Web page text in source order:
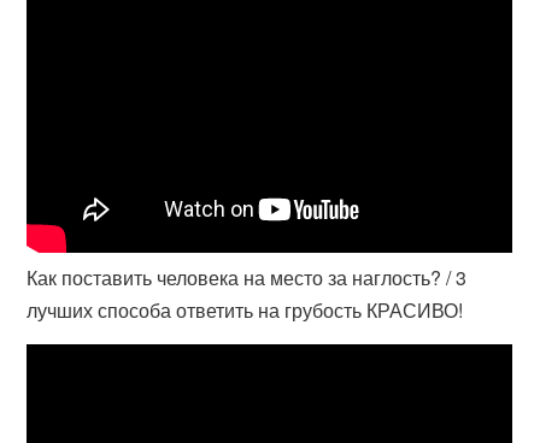
Как поставить человека на место за наглость? / 3
лучших способа ответить на грубость КРАСИВО!